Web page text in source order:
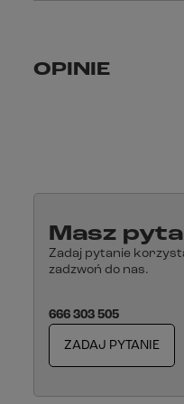
firmy P.U.H Defender i
czyn nieuczciwej
OPINIE
Masz
Zadaj pytanie
zadzwoń do nas.
666 303 505
ZADAJ PYTANIE